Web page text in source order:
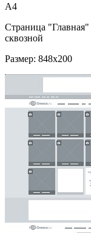
A4
Страница "Главная"
сквозной
Размер: 848x200